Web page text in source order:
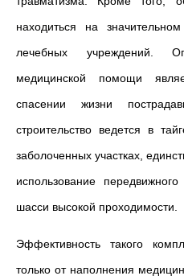
находиться на
лечебных учреждений.
медицинской помощи
спасении жизни
строительство ведется в
заболоченных участках,
использование
шасси высокой проходимости.
Эффективность такого
только от наполнения